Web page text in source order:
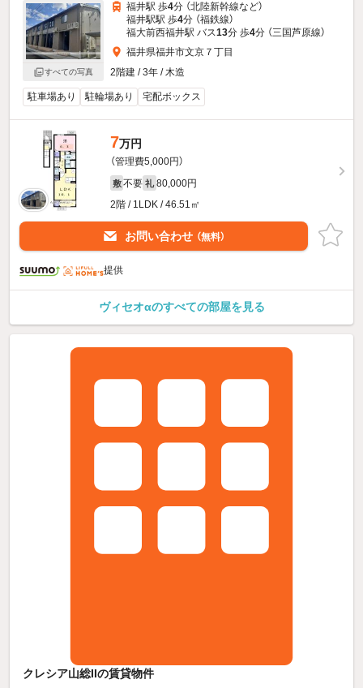
すべての写真
福井駅 歩4分 （北陸新幹線など）
福井駅駅 歩4分 （福鉄線）
福大前西福井駅 バス13分 歩4分 （三国芦原線）
福井県福井市文京７丁目
2階建 / 3年 / 木造
駐車場あり 駐輪場あり 宅配ボックス
7万円
（管理費5,000円）
敷 不要 礼 80,000円
2階 / 1LDK / 46.51㎡
お問い合わせ （無料）
提供
ヴィセオαのすべての部屋を見る
クレシア山総IIの賃貸物件